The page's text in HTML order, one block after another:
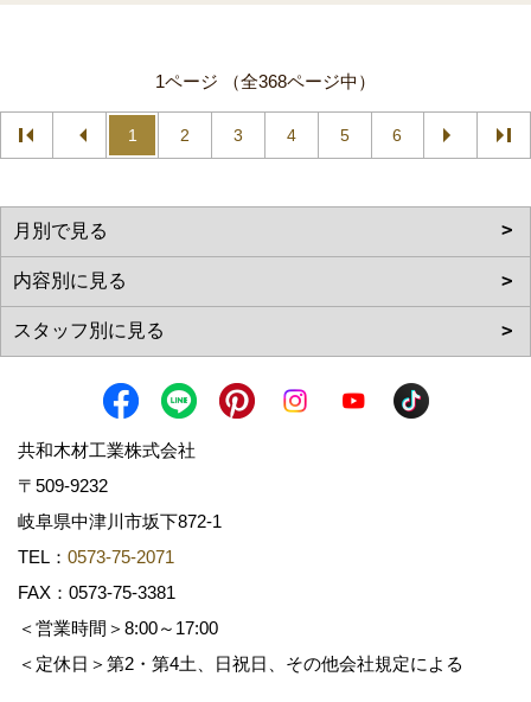
1ページ （全368ページ中）
1 2 3 4 5 6
共和木材工業株式会社
〒509-9232
岐阜県中津川市坂下872‐1
TEL： 0573-75-2071
FAX：0573-75-3381
＜営業時間＞8:00～17:00
＜定休日＞第2・第4土、日祝日、その他会社規定による